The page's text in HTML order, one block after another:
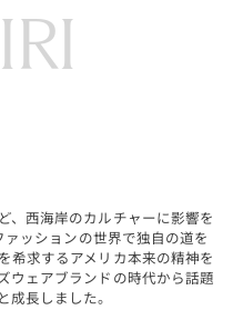
、西海岸のカルチャーに影響を
ァッションの世界で独自の道を
希求するアメリカ本来の精神を
ウェアブランドの時代から話題
長しました。